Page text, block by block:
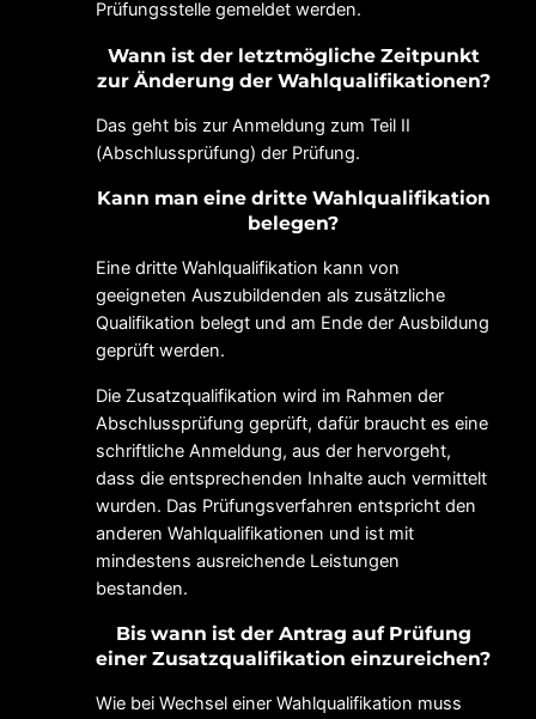
Prüfungsstelle gemeldet werden.
Wann ist der letztmögliche Zeitpunkt
zur Änderung der Wahlqualifikationen?
Das geht bis zur Anmeldung zum Teil II
(Abschlussprüfung) der Prüfung.
Kann man eine dritte Wahlqualifikation
belegen?
Eine dritte Wahlqualifikation kann von
geeigneten Auszubildenden als zusätzliche
Qualifikation belegt und am Ende der Ausbildung
geprüft werden.
Die Zusatzqualifikation wird im Rahmen der
Abschlussprüfung geprüft, dafür braucht es eine
schriftliche Anmeldung, aus der hervorgeht,
dass die entsprechenden Inhalte auch vermittelt
wurden. Das Prüfungsverfahren entspricht den
anderen Wahlqualifikationen und ist mit
mindestens ausreichende Leistungen
bestanden.
Bis wann ist der Antrag auf Prüfung
einer Zusatzqualifikation einzureichen?
Wie bei Wechsel einer Wahlqualifikation muss